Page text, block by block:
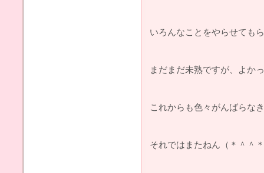
いろんなことをやらせても
まだまだ未熟ですが、よか
これからも色々がんばらな
それではまたねん（＊＾＾